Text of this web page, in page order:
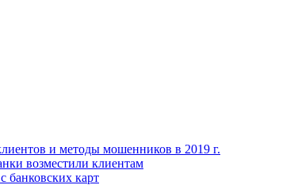
и методы мошенников в 2019 г.
возместили клиентам
банковских карт